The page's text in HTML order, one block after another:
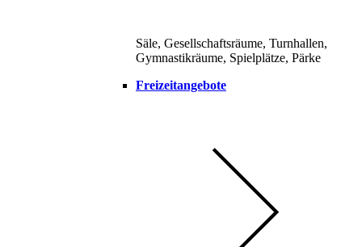
Säle, Gesellschaftsräume, Turnhallen,
Gymnastikräume, Spielplätze, Pärke
Freizeitangebote